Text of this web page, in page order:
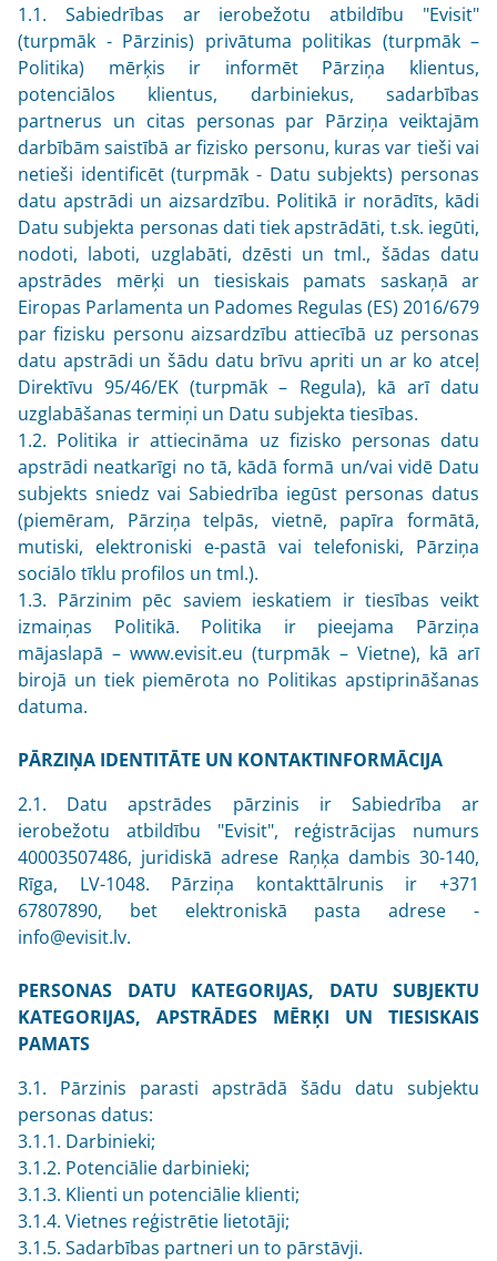
1.1. Sabiedrības ar ierobežotu atbildību "Evisit"
(turpmāk - Pārzinis) privātuma politikas (turpmāk –
Politika) mērķis ir informēt Pārziņa klientus,
potenciālos klientus, darbiniekus, sadarbības
partnerus un citas personas par Pārziņa veiktajām
darbībām saistībā ar fizisko personu, kuras var tieši vai
netieši identificēt (turpmāk - Datu subjekts) personas
datu apstrādi un aizsardzību. Politikā ir norādīts, kādi
Datu subjekta personas dati tiek apstrādāti, t.sk. iegūti,
nodoti, laboti, uzglabāti, dzēsti un tml., šādas datu
apstrādes mērķi un tiesiskais pamats saskaņā ar
Eiropas Parlamenta un Padomes Regulas (ES) 2016/679
par fizisku personu aizsardzību attiecībā uz personas
datu apstrādi un šādu datu brīvu apriti un ar ko atceļ
Direktīvu 95/46/EK (turpmāk – Regula), kā arī datu
uzglabāšanas termiņi un Datu subjekta tiesības.
1.2. Politika ir attiecināma uz fizisko personas datu
apstrādi neatkarīgi no tā, kādā formā un/vai vidē Datu
subjekts sniedz vai Sabiedrība iegūst personas datus
(piemēram, Pārziņa telpās, vietnē, papīra formātā,
mutiski, elektroniski e-pastā vai telefoniski, Pārziņa
sociālo tīklu profilos un tml.).
1.3. Pārzinim pēc saviem ieskatiem ir tiesības veikt
izmaiņas Politikā. Politika ir pieejama Pārziņa
mājaslapā – www.evisit.eu (turpmāk – Vietne), kā arī
birojā un tiek piemērota no Politikas apstiprināšanas
datuma.
PĀRZIŅA IDENTITĀTE UN KONTAKTINFORMĀCIJA
2.1. Datu apstrādes pārzinis ir Sabiedrība ar
ierobežotu atbildību "Evisit", reģistrācijas numurs
40003507486, juridiskā adrese Raņķa dambis 30-140,
Rīga, LV-1048. Pārziņa kontakttālrunis ir +371
67807890, bet elektroniskā pasta adrese -
info@evisit.lv.
PERSONAS DATU KATEGORIJAS, DATU SUBJEKTU
KATEGORIJAS, APSTRĀDES MĒRĶI UN TIESISKAIS
PAMATS
3.1. Pārzinis parasti apstrādā šādu datu subjektu
personas datus:
3.1.1. Darbinieki;
3.1.2. Potenciālie darbinieki;
3.1.3. Klienti un potenciālie klienti;
3.1.4. Vietnes reģistrētie lietotāji;
3.1.5. Sadarbības partneri un to pārstāvji.